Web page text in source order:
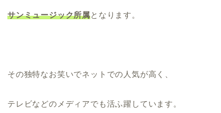
サンミュージック所属となります。
その独特なお笑いでネットでの人気が高く、
テレビなどのメディアでも活ふ躍しています。